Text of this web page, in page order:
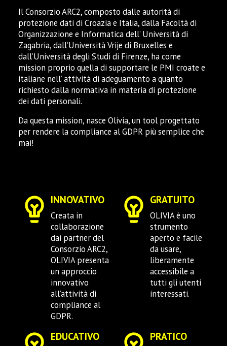
Il Consorzio ARC2, composto dalle autorità di
protezione dati di Croazia e Italia, dalla Facoltà di
Organizzazione e Informatica dell’ Università di
Zagabria, dall’Università Vrije di Bruxelles e
dall’Università degli Studi di Firenze, ha come
mission proprio quella di supportare le PMI croate e
italiane nell’ attività di adeguamento a quanto
richiesto dalla normativa in materia di protezione
dei dati personali.
Da questa mission, nasce Olivia, un tool progettato
per rendere la compliance al GDPR più semplice che
mai!
INNOVATIVO
Creata in
collaborazione
dai partner del
Consorzio ARC2,
OLIVIA presenta
un approccio
innovativo
all’attività di
compliance al
GDPR.
GRATUITO
OLIVIA è uno
strumento
aperto e facile
da usare,
liberamente
accessibile a
tutti gli utenti
interessati.
EDUCATIVO PRATICO